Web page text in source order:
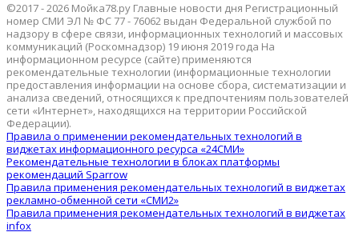
©2017 - 2026 Мойка78.ру Главные новости дня Регистрационный
номер СМИ ЭЛ № ФС 77 - 76062 выдан Федеральной службой по
надзору в сфере связи, информационных технологий и массовых
коммуникаций (Роскомнадзор) 19 июня 2019 года На
информационном ресурсе (сайте) применяются
рекомендательные технологии (информационные технологии
предоставления информации на основе сбора, систематизации и
анализа сведений, относящихся к предпочтениям пользователей
сети «Интернет», находящихся на территории Российской
Федерации).
Правила о применении рекомендательных технологий в
виджетах информационного ресурса «24СМИ»
Рекомендательные технологии в блоках платформы
рекомендаций Sparrow
Правила применения рекомендательных технологий в виджетах
рекламно-обменной сети «СМИ2»
Правила применения рекомендательных технологий в виджетах
infox